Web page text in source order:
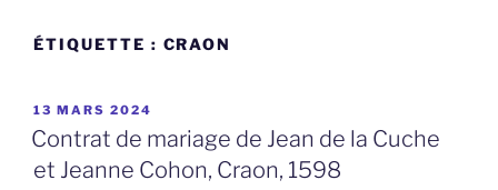
ÉTIQUETTE : CRAON
PUBLIÉ
LE
13 MARS 2024
Contrat de mariage de Jean de la Cuche
et Jeanne Cohon, Craon, 1598